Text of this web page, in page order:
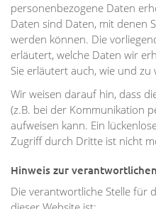
personenbezogene Daten
Daten sind Daten, mit denen
werden können. Die
erläutert, welche Daten wir
Sie erläutert auch, wie und zu
Wir weisen darauf hin, dass
(z.B. bei der Kommunikation
aufweisen kann. Ein
Zugriff durch Dritte ist nicht
Hinweis zur
Die verantwortliche Stelle für